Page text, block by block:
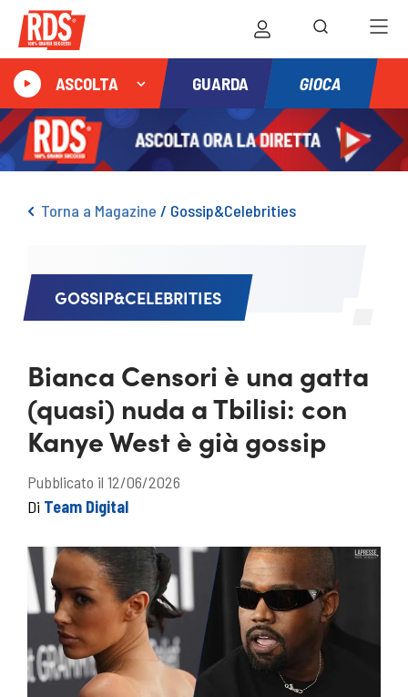
ASCOLTA GUARDA GIOCA
Torna a Magazine / Gossip&Celebrities
GOSSIP&CELEBRITIES
Bianca Censori è una gatta
(quasi) nuda a Tbilisi: con
Kanye West è già gossip
Pubblicato il 12/06/2026
Di Team Digital